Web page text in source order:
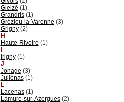
Gleizé (1)
Grandris(1)
Grézieu-la-Varenne (3)
Grigny(2)
H
Haute-Rivoire (1)
I
Irigny(1)
J
Jonage (3)
Juliénas(1)
L
Lacenas(1)
Lamure-sur-Azergues(2)